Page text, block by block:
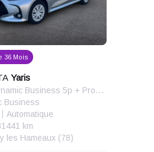
36 Mois
Yaris
116h Dynamic Business 5p + Programme Beyond Zero Academy MY22
Business
Automatique
km
les Hameaux (78)